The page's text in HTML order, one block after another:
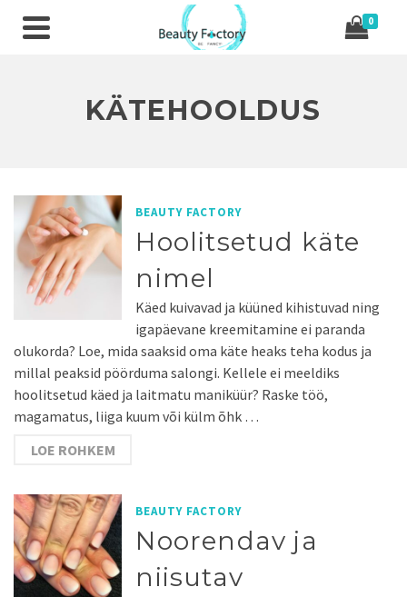
0
KÄTEHOOLDUS
BEAUTY FACTORY
Hoolitsetud käte
nimel
Käed kuivavad ja küüned kihistuvad ning
igapäevane kreemitamine ei paranda
olukorda? Loe, mida saaksid oma käte heaks teha kodus ja
millal peaksid pöörduma salongi. Kellele ei meeldiks
hoolitsetud käed ja laitmatu maniküür? Raske töö,
magamatus, liiga kuum või külm õhk …
LOE ROHKEM
BEAUTY FACTORY
Noorendav ja
niisutav